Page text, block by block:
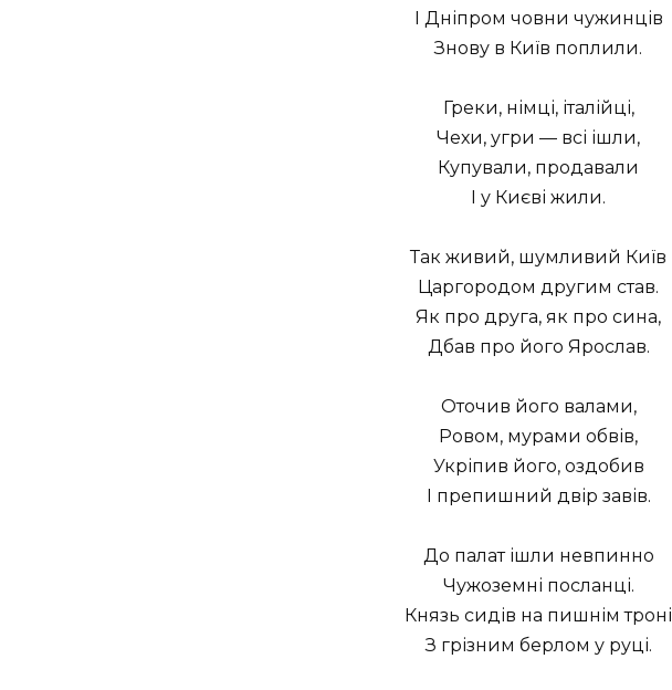
І Дніпром човни чужинців
Знову в Київ поплили.
Греки, німці, італійці,
Чехи, угри — всі ішли,
Купували, продавали
І у Києві жили.
Так живий, шумливий Київ
Царгородом другим став.
Як про друга, як про сина,
Дбав про його Ярослав.
Оточив його валами,
Ровом, мурами обвів,
Укріпив його, оздобив
І препишний двір завів.
До палат ішли невпинно
Чужоземні посланці.
Князь сидів на пишнім троні
З грізним берлом у руці.